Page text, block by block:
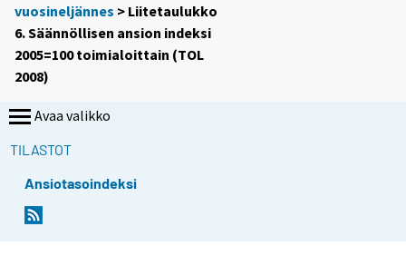
vuosineljännes > Liitetaulukko
6. Säännöllisen ansion indeksi
2005=100 toimialoittain (TOL
2008)
Avaa valikko
TILASTOT
Ansiotasoindeksi